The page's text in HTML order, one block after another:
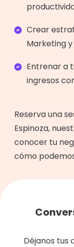
Crear
Marketing
Entrenar a
ingresos
Reserva una
Espinoza,
conocer tu
cómo
Déjanos tus